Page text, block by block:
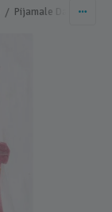
/ Pijamale Dama